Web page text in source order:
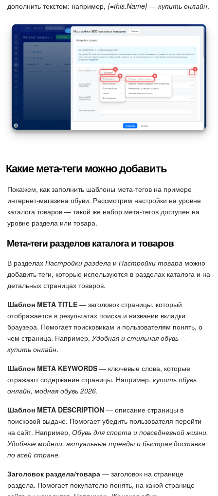
дополнить текстом: например, {=this.Name} — купить онлайн.
Какие мета-теги можно добавить
Покажем, как заполнить шаблоны мета-тегов на примере
интернет-магазина обуви. Рассмотрим настройки на уровне
каталога товаров — такой же набор мета-тегов доступен на
уровне раздела или товара.
Мета-теги разделов каталога и товаров
В разделах Настройки раздела и Настройки товара можно
добавить теги, которые используются в разделах каталога и на
детальных страницах товаров.
Шаблон META TITLE — заголовок страницы, который
отображается в результатах поиска и названии вкладки
браузера. Помогает поисковикам и пользователям понять, о
чем страница. Например, Удобная и стильная обувь —
купить онлайн.
Шаблон META KEYWORDS — ключевые слова, которые
отражают содержание страницы. Например, купить обувь
онлайн, модная обувь 2026.
Шаблон META DESCRIPTION — описание страницы в
поисковой выдаче. Помогает убедить пользователя перейти
на сайт. Например, Обувь для спорта и повседневной жизни.
Удобные модели, актуальные тренды и быстрая доставка
по всей стране.
Заголовок раздела/товара — заголовок на странице
раздела. Помогает покупателю понять, на какой странице